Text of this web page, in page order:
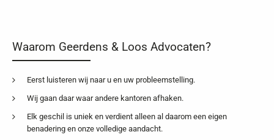
Waarom Geerdens & Loos Advocaten?
Eerst luisteren wij naar u en uw probleemstelling.
Wij gaan daar waar andere kantoren afhaken.
Elk geschil is uniek en verdient alleen al daarom een eigen
benadering en onze volledige aandacht.